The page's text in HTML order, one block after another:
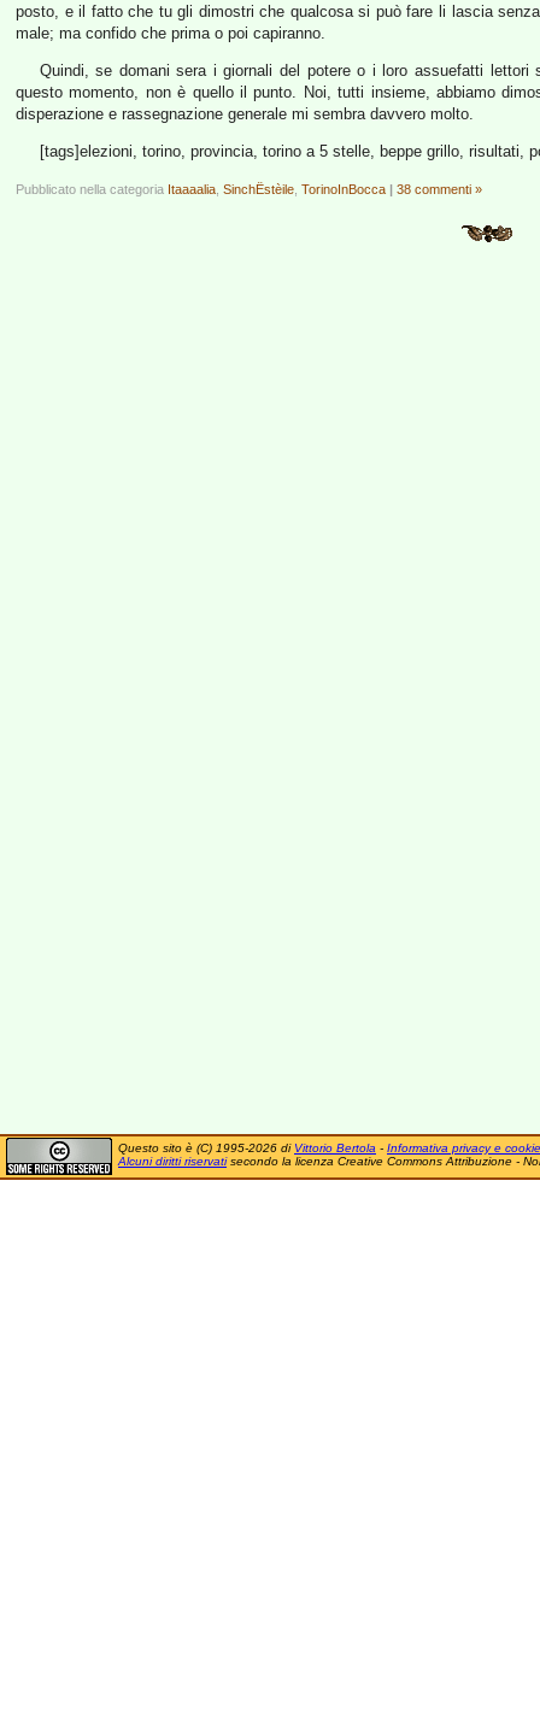
posto, e il fatto che tu gli dimostri che qualcosa si può fare li lascia
male; ma confido che prima o poi capiranno.
Quindi, se domani sera i giornali del potere o i loro assuefatti
questo momento, non è quello il punto. Noi, tutti insieme, abbiamo
disperazione e rassegnazione generale mi sembra davvero molto.
[tags]elezioni, torino, provincia, torino a 5 stelle, beppe grillo, risultati,
Pubblicato nella categoria Itaaaalia SinchËstèile TorinoInBocca | 38 commenti »
Questo sito è (C) 1995-2026 di Vittorio Bertola - Informativa privacy e cookie
Alcuni diritti riservatisecondo la licenza Creative Commons Attribuzione -